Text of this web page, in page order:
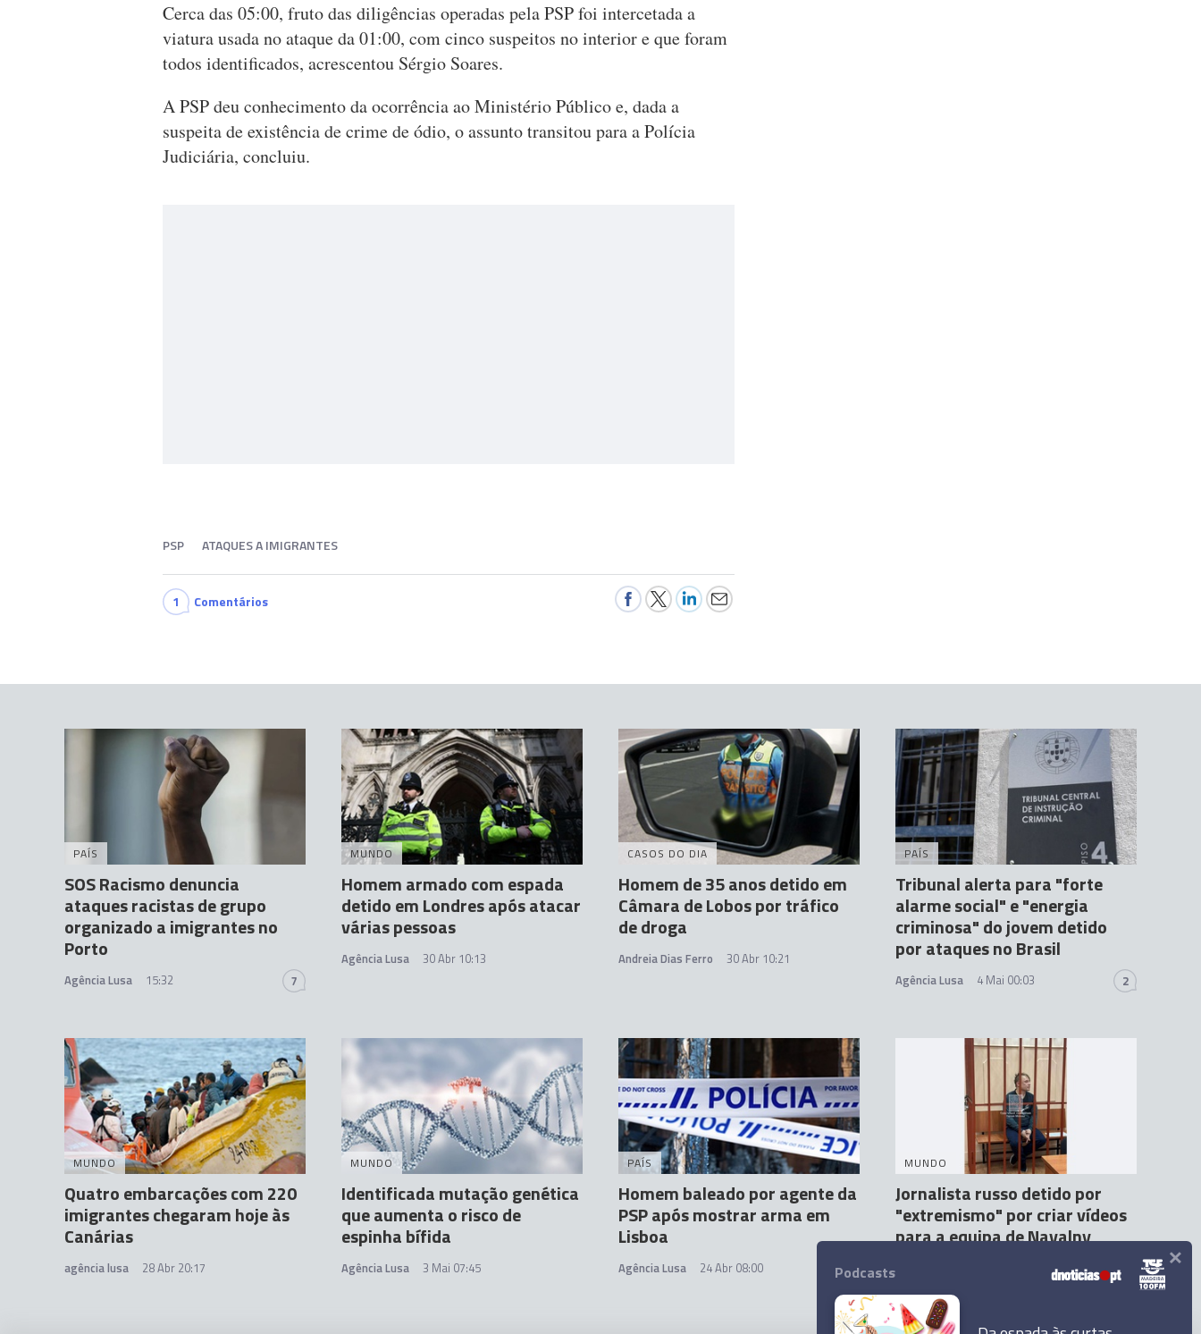
Cerca das 05:00, fruto das diligências operadas pela PSP foi intercetada a
viatura usada no ataque da 01:00, com cinco suspeitos no interior e que foram
todos identificados, acrescentou Sérgio Soares.
A PSP deu conhecimento da ocorrência ao Ministério Público e, dada a
suspeita de existência de crime de ódio, o assunto transitou para a Polícia
Judiciária, concluiu.
PSP ATAQUES A IMIGRANTES
1 Comentários
PAÍS
SOS Racismo denuncia
ataques racistas de grupo
organizado a imigrantes no
Porto
Agência Lusa 15:32 7
MUNDO
Homem armado com espada
detido em Londres após atacar
várias pessoas
Agência Lusa 30 Abr 10:13
CASOS DO DIA
Homem de 35 anos detido em
Câmara de Lobos por tráfico
de droga
Andreia Dias Ferro 30 Abr 10:21
PAÍS
Tribunal alerta para "forte
alarme social" e "energia
criminosa" do jovem detido
por ataques no Brasil
Agência Lusa 4 Mai 00:03 2
MUNDO
Quatro embarcações com 220
imigrantes chegaram hoje às
Canárias
agência lusa 28 Abr 20:17
MUNDO
Identificada mutação genética
que aumenta o risco de
espinha bífida
Agência Lusa 3 Mai 07:45
PAÍS
Homem baleado por agente da
PSP após mostrar arma em
Lisboa
Agência Lusa 24 Abr 08:00 1
MUNDO
Jornalista russo detido por
"extremismo" por criar vídeos
para a equipa de Navalny
Podcasts ×